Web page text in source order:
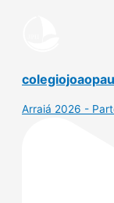
Arraiá 2026 -